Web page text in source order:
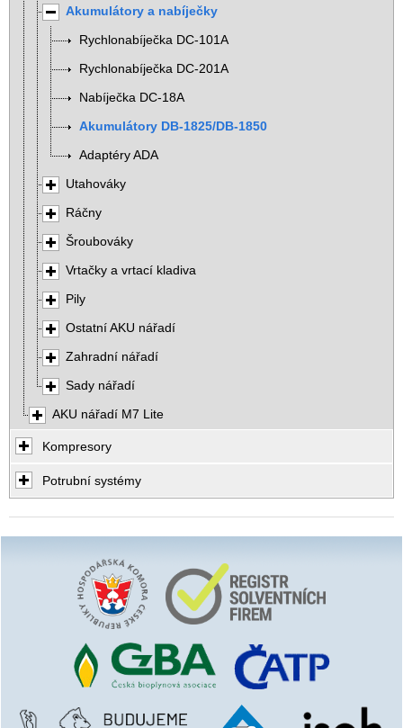
Akumulátory a nabíječky
Rychlonabíječka DC-101A
Rychlonabíječka DC-201A
Nabíječka DC-18A
Akumulátory DB-1825/DB-1850
Adaptéry ADA
Utahováky
Ráčny
Šroubováky
Vrtačky a vrtací kladiva
Pily
Ostatní AKU nářadí
Zahradní nářadí
Sady nářadí
AKU nářadí M7 Lite
Kompresory
Potrubní systémy